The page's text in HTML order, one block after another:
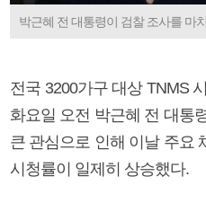
박근혜 전 대통령이 검찰 조사를 마
전국 3200가구 대상 TNMS
화요일 오전 박근혜 전 대통
큰 관심으로 인해 이날 주요
시청률이 일제히 상승했다.